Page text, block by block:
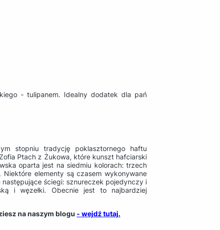
- tulipanem. Idealny dodatek dla pań
stopniu tradycję poklasztornego haftu
Ptach z Żukowa, które kunszt hafciarski
oparta jest na siedmiu kolorach: trzech
elementy są czasem wykonywane
ściegi: sznureczek pojedynczy i
i węzełki. Obecnie jest to najbardziej
na naszym blogu - wejdź tutaj.